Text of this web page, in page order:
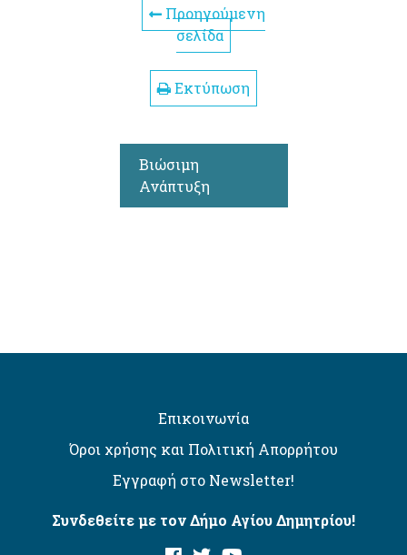
Προηγούμενη
σελίδα
Εκτύπωση
Βιώσιμη
Ανάπτυξη
Επικοινωνία
Όροι χρήσης και Πολιτική Απορρήτου
Εγγραφή στο Newsletter!
Συνδεθείτε με τον Δήμο Αγίου Δημητρίου!